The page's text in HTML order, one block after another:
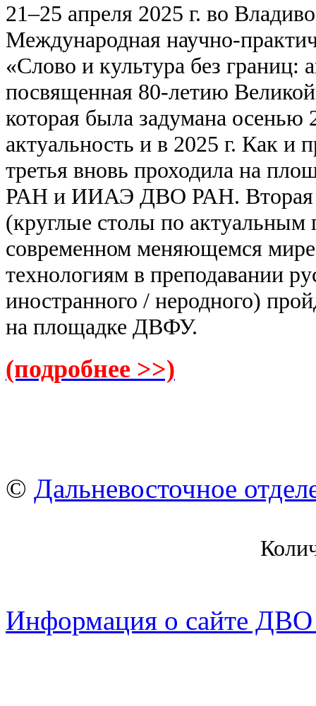
21–25 апреля 2025 г. во
Международная научно-
«Слово и культура без границ:
посвященная 80-летию
которая была задумана осенью
актуальность и в 2025 г. Как и
третья вновь проходила на
РАН и ИИАЭ ДВО РАН. Вторая
(круглые столы по актуальным
современном меняющемся
технологиям в преподавании
иностранного / неродного)
на площадке ДВФУ.
(подробнее >>)
© Дальневосточное
Информация о сайте